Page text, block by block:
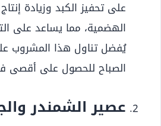
على تحفيز الكبد وزيادة
الهضمية، مما يساعد على
يُفضل تناول هذا المشروب
الصباح للحصول على أقصى
عصير الشمندر